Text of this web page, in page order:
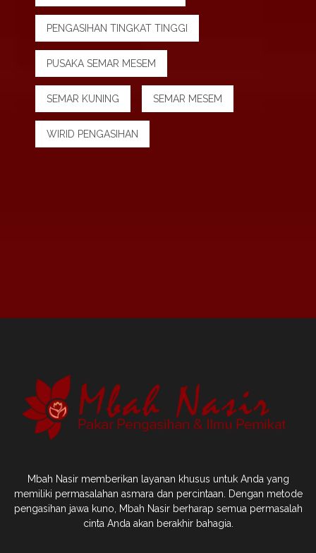
PENGASIHAN TINGKAT TINGGI
PUSAKA SEMAR MESEM
SEMAR KUNING SEMAR MESEM
WIRID PENGASIHAN
Mbah Nasir memberikan layanan khusus untuk Anda yang
memiliki permasalahan asmara dan percintaan. Dengan metode
pengasihan jawa kuno, Mbah Nasir berharap semua permasalah
cinta Anda akan berakhir bahagia.